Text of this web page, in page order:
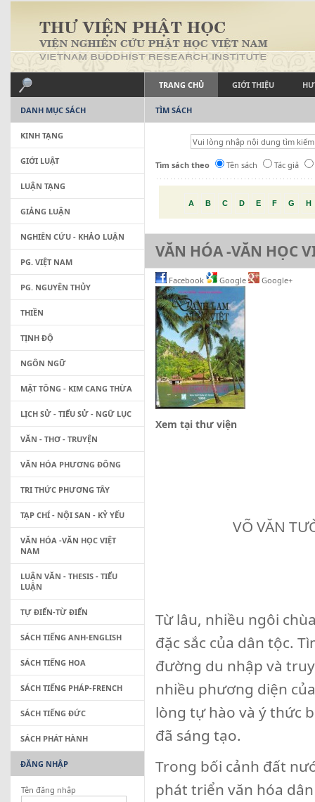
TRANG CHỦ GIỚI THIỆU
TÌM SÁCH
Tìm sách theo Tên sách Tác giả
A B C D E F G H
VĂN HÓA -VĂN HỌC
Facebook Google Google+
Xem tại thư viện
VÕ VĂN
Từ lâu, nhiều ngôi
đặc sắc của dân tộc.
đường du nhập và
nhiều phương diện
lòng tự hào và ý thức
đã sáng tạo.
Trong bối cảnh đất
phát triển văn hóa
DANH MỤC SÁCH
KINH TẠNG
GIỚI LUẬT
LUẬN TẠNG
GIẢNG LUẬN
NGHIÊN CỨU - KHẢO LUẬN
PG. VIỆT NAM
PG. NGUYÊN THỦY
THIỀN
TỊNH ĐỘ
NGÔN NGỮ
MẬT TÔNG - KIM CANG THỪA
LỊCH SỬ - TIỂU SỬ - NGỮ LỤC
VĂN - THƠ - TRUYỆN
VĂN HÓA PHƯƠNG ĐÔNG
TRI THỨC PHƯƠNG TÂY
TẠP CHÍ - NỘI SAN - KỶ YẾU
VĂN HÓA -VĂN HỌC VIỆT
NAM
LUẬN VĂN - THESIS - TIỂU
LUẬN
TỰ ĐIỂN-TỪ ĐIỂN
SÁCH TIẾNG ANH-ENGLISH
SÁCH TIẾNG HOA
SÁCH TIẾNG PHÁP-FRENCH
SÁCH TIẾNG ĐỨC
SÁCH PHÁT HÀNH
ĐĂNG NHẬP
Tên đăng nhập